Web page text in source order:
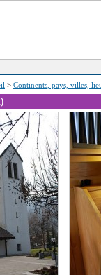
> Continents, pays, villes,